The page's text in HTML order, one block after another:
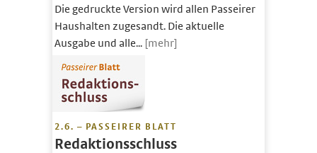
Die gedruckte Version wird allen Passeirer
Haushalten zugesandt. Die aktuelle
Ausgabe und alle... [mehr]
2.6. – PASSEIRER BLATT
Redaktionsschluss